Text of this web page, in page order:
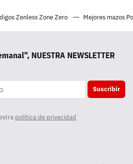
Zenless Zone Zero Mejores mazos
NUESTRA NEWSLETTER
Suscribir
política de privacidad